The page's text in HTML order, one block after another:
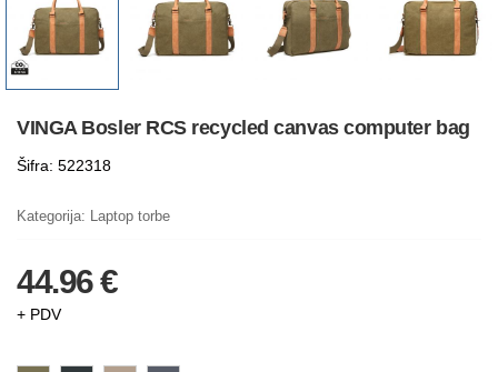
VINGA Bosler RCS recycled canvas computer bag
Šifra: 522318
Kategorija: Laptop torbe
44.96 €
+ PDV